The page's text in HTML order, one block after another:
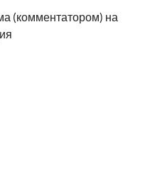
(комментатором) на